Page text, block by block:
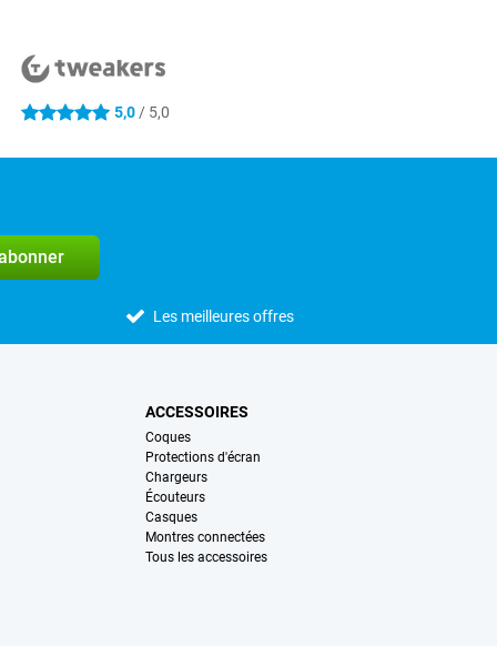
5 étoiles 5,0 / 5,0
Les meilleures offres
ACCESSOIRES
Coques
Protections d'écran
Chargeurs
Écouteurs
Casques
Montres connectées
Tous les accessoires